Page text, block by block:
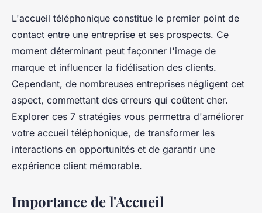
L'accueil téléphonique constitue le premier point de
contact entre une entreprise et ses prospects. Ce
moment déterminant peut façonner l'image de
marque et influencer la fidélisation des clients.
Cependant, de nombreuses entreprises négligent cet
aspect, commettant des erreurs qui coûtent cher.
Explorer ces 7 stratégies vous permettra d'améliorer
votre accueil téléphonique, de transformer les
interactions en opportunités et de garantir une
expérience client mémorable.
Importance de l'Accueil